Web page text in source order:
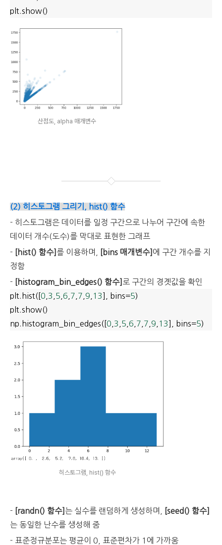
plt.show()
산점도, alpha 매개변수
(2) 히스토그램 그리기, hist() 함수
- 히스토그램은 데이터를 일정 구간으로 나누어 구간에 속한
데이터 개수(도수)를 막대로 표현한 그래프
-
[hist() 함수] 를 이용하며, [bins 매개변수] 에 구간 개수를 지
정함
-
[histogram_bin_edges() 함수] 로 구간의 경곗값을 확인
plt.hist([ 0 3 5 6 7 7 9 13 ], bins=5)
plt.show()
np.histogram_bin_edges([ 0 3 5 6 7 7 9 13 ], bins=5)
히스토그램, hist() 함수
- [randn() 함수] 는 실수를 랜덤하게 생성하며,
[seed() 함수]
는 동일한 난수를 생성해 줌
- 표준정규분포는 평균이 0, 표준편차가 1에 가까움